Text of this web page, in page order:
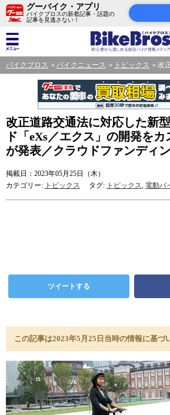
グーバイク・アプリ
バイクブロスの新着記事・話題の
記事を見逃さない！
バイクブロス バイクニュース トピックス 改
改正道路交通法に対応した新
ド「eXs／エクス」の開発を
が発表／クラウドファンディ
掲載日：2023年05月25日（木）
カテゴリー: トピックス タグ: トピックス, 電動バ
ツイートする
この記事は2023年5月25日当時の情報に基づ